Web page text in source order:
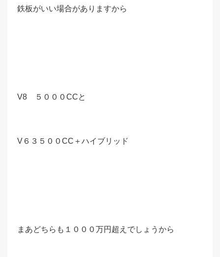
鉄板がいい場合がありますから
V8 ５０００CCと
V６３５００CC＋ハイブリッド
まあどちらも１０００万円超えでしょうから